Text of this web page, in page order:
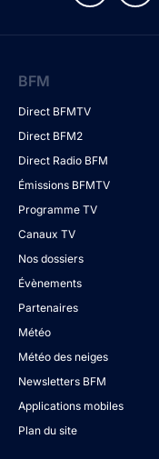
BFM
Direct BFMTV
Direct BFM2
Direct Radio BFM
Émissions BFMTV
Programme TV
Canaux TV
Nos dossiers
Évènements
Partenaires
Météo
Météo des neiges
Newsletters BFM
Applications mobiles
Plan du site